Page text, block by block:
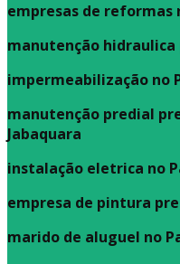
empresas de reformas
manutenção hidraulica
impermeabilização no
manutenção predial
Jabaquara
instalação eletrica no
empresa de pintura
marido de aluguel no